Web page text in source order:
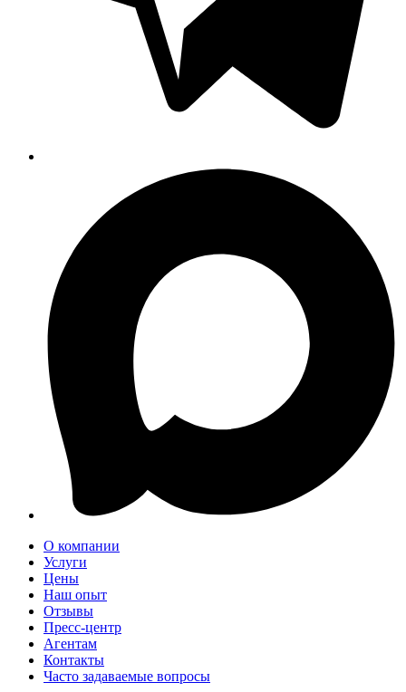
О компании
Услуги
Цены
Наш опыт
Отзывы
Пресс-центр
Агентам
Контакты
Часто задаваемые вопросы